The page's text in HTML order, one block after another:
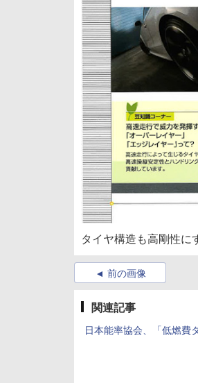
タイヤ構造も高剛性に
前の画像
関連記事
日本能率協会、「低燃費